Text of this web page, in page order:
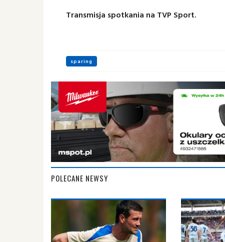
Transmisja spotkania na TVP Sport.
sparing
POLECANE NEWSY